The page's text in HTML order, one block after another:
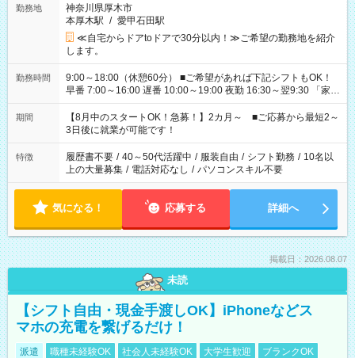
勤務地
神奈川県厚木市
本厚木駅 / 愛甲石田駅
≪自宅からドアtoドアで30分以内！≫ご希望の勤務地を紹介
します。
勤務時間
9:00～18:00（休憩60分） ■ご希望があれば下記シフトもOK！
早番 7:00～16:00 遅番 10:00～19:00 夜勤 16:30～翌9:30 「家族
と休みを合わせたい」 「余裕を持って夕飯の準備がしたい」
「できれば残業はしたくない」 など、ご希望を教えてください
ね。 ※Wワーク希望の方へ 今ご覧のお仕事で希望する勤務時間
と、もう1つのお仕事の勤務時間。 合計で週40時間を超える場
合は応募できません。
期間
【8月中のスタートOK！急募！】2カ月～ ■ご応募から最短2～
3日後に就業が可能です！
特徴 履歴書不要 / 40～50代活躍中 / 服装自由 / シフト勤務 / 10名以
上の大量募集 / 電話対応なし / パソコンスキル不要
気になる！ 応募する 詳細へ
掲載日：2026.08.07
未読
【シフト自由・現金手渡しOK】iPhoneなどス
マホの充電を繋げるだけ！
派遣 職種未経験OK 社会人未経験OK 大学生歓迎
ブランクOK